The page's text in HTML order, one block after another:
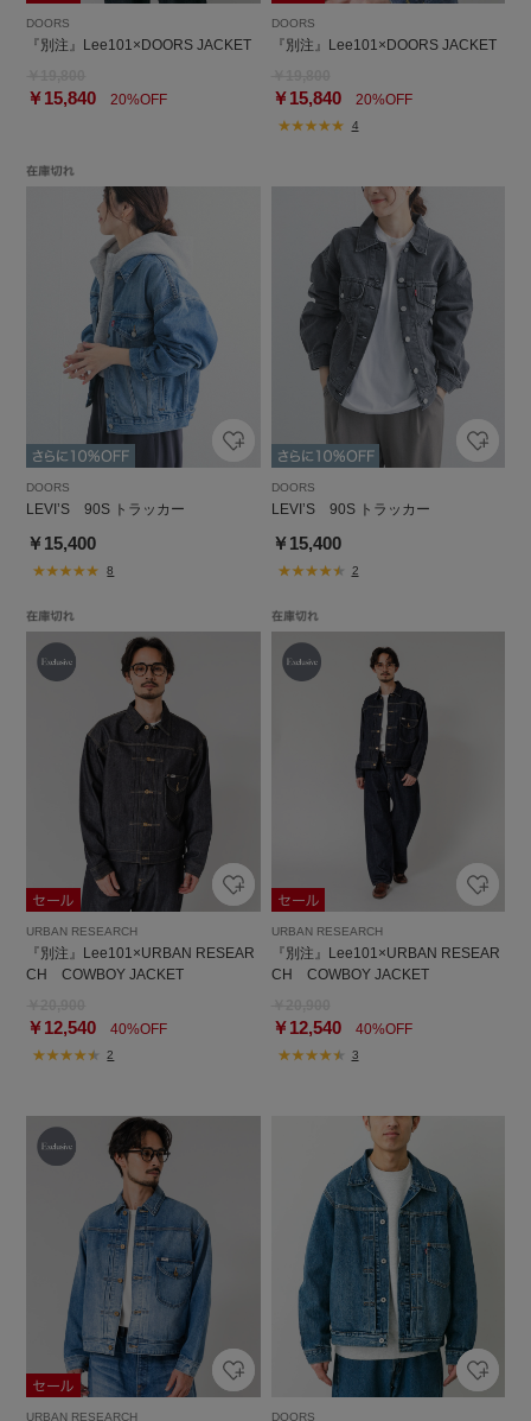
DOORS
『別注』Lee101×DOORS JACKET
￥15,840 20%OFF
DOORS
『別注』Lee101×DOORS JACKET
￥15,84020%OFF
4
DOORS
LEVI’S 90S トラッカー
￥15,400
8
DOORS
LEVI’S 90S トラッカー
￥15,400
2
URBAN RESEARCH
『別注』Lee101×URBAN RESEAR
CH COWBOY JACKET
￥12,540 40%OFF
2
URBAN RESEARCH
『別注』Lee101×URBAN RESEAR
CH COWBOY JACKET
￥12,54040%OFF
3
URBAN RESEARCH DOORS